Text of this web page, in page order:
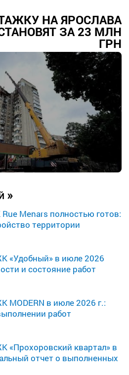
НА ЯРОСЛАВА
ЗА 23 МЛН
ГРН
»
Menars полностью готов:
территории
«Удобный» в июле 2026
и состояние работ
MODERN в июле 2026 г.:
работ
«Прохоровский квартал» в
отчет о выполненных